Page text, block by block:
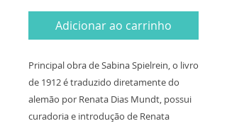
Adicionar ao carrinho
Principal obra de Sabina Spielrein, o livro
de 1912 é traduzido diretamente do
alemão por Renata Dias Mundt, possui
curadoria e introdução de Renata